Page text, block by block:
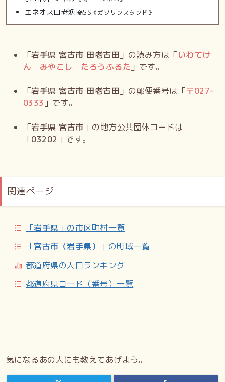
エネオス田老漁協SS 《ガソリンスタンド》
「岩手県 宮古市 田老古田 」の読み方は「いわてけ
ん みやこし たろうふるた 」です。
「岩手県 宮古市 田老古田 」の郵便番号は「〒027-
0333 」です。
「岩手県 宮古市 」の地方公共団体コードは
「03202 」です。
関連ページ
「岩手県 」の市区町村一覧
「宮古市（岩手県）
」の町域一覧
都道府県の人口ランキング
都道府県コード（番号）一覧
気になるあの人にも教えてあげよう。